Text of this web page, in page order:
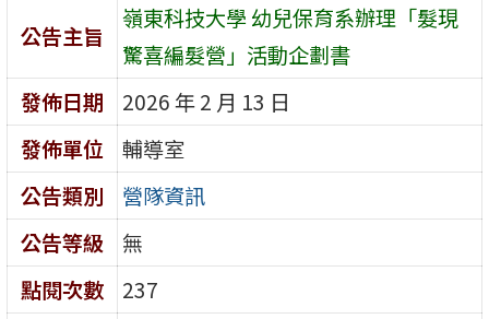
公告主旨
嶺東科技大學 幼兒保育系辦理「髮現
驚喜編髮營」活動企劃書
發佈日期
2026 年 2 月 13 日
發佈單位
輔導室
公告類別
營隊資訊
公告等級
無
點閱次數
237